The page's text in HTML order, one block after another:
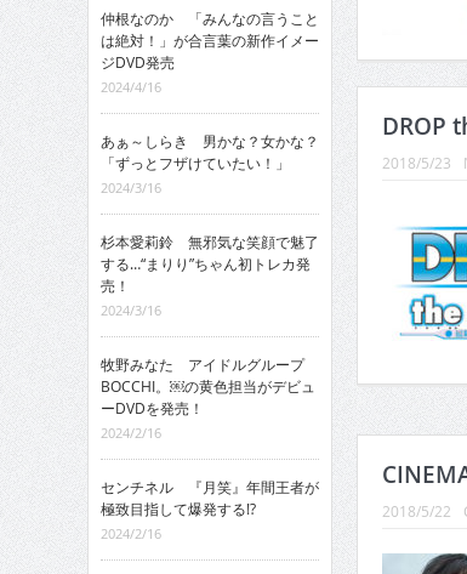
DROP
2018/5/23
2018/5/22
仲根なのか 「みんなの言うこと
は絶対！」が合言葉の新作イメー
ジDVD発売
2024/4/16
あぁ～しらき 男かな？女かな？
「ずっとフザけていたい！」
2024/3/16
杉本愛莉鈴 無邪気な笑顔で魅了
する…“まりり”ちゃん初トレカ発
売！
2024/3/16
牧野みなた アイドルグループ
BOCCHI。￼の黄色担当がデビュ
ーDVDを発売！
2024/2/16
センチネル 『月笑』年間王者が
極致目指して爆発する!?
2024/2/16